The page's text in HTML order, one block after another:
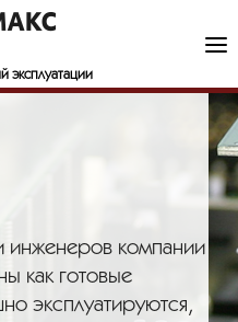
эксплуатации
инженеров компании
как готовые
эксплуатируются,